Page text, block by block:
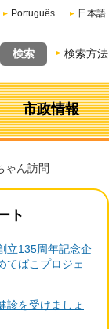
Português
日本語
検索方法
市政情報
ゃん訪問
ト
立135周年記念企
てばこプロジェ
診を受けましょ